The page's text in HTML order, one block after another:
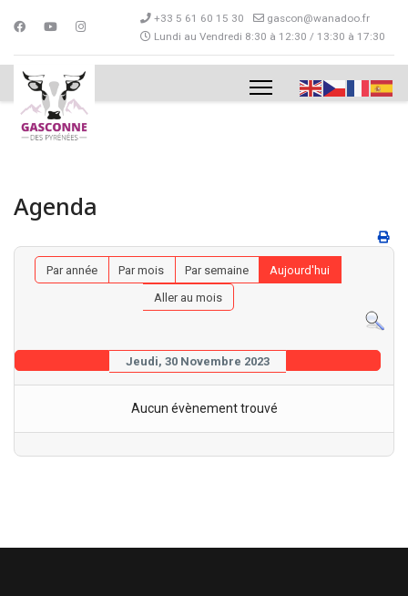
+33 5 61 60 15 30
gascon@wanadoo.fr
Lundi au Vendredi 8:30 à 12:30 / 13:30 à 17:30
Agenda
Par année Par mois Par semaine
Aujourd'hui
Aller au mois
Jeudi, 30 Novembre 2023
Aucun évènement trouvé